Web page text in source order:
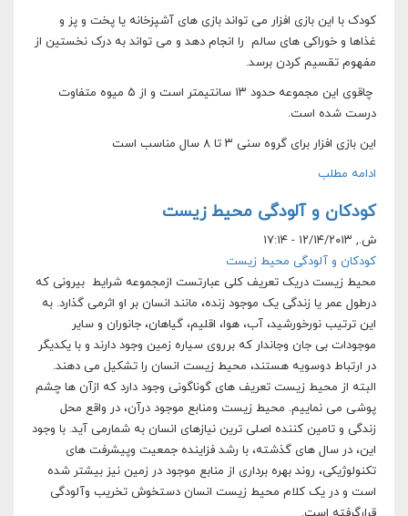
کودک با این بازی افزار می تواند بازی های آشپزخانه یا پخت و پز و
غذاها و خوراکی های سالم را انجام دهد و می تواند به درک نخستین از
مفهوم تقسیم کردن برسد.
چاقوی این مجموعه حدود ۱۳ سانتیمتر است و از ۵ میوه متفاوت
درست شده است.
این بازی افزار برای گروه سنی ۳ تا ۸ سال مناسب است
ادامه مطلب
کودکان و آلودگی محیط زیست
ش., ۱۲/۱۴/۲۰۱۳ - ۱۷:۱۴
کودکان و آلودگی محیط زیست
محیط زیست دریک تعریف کلی عبارتست ازمجموعه شرایط بیرونی که
درطول عمر یا زندگی یک موجود زنده، مانند انسان بر او اثرمی گذارد. به
این ترتیب نورخورشید، آب، هوا، اقلیم، گیاهان، جانوران و سایر
موجودات بی جان وجاندار که برروی سیاره زمین وجود دارند و با یکدیگر
در ارتباط دوسویه هستند، محیط زیست انسان را تشکیل می دهند.
البته از محیط زیست تعریف های گوناگونی وجود دارد که ازآن ها چشم
پوشی می نماییم. محیط زیست ومنابع موجود درآن، در واقع محل
زندگی و تامین کننده اصلی ترین نیازهای انسان به شمارمی آید. با وجود
این، در سال های گذشته، با رشد فزاینده جمعیت وپیشرفت های
تکنولوژیکی، روند بهره برداری از منابع موجود در زمین نیز بیشتر شده
است و در یک کلام محیط زیست انسان دستخوش تخریب وآلودگی